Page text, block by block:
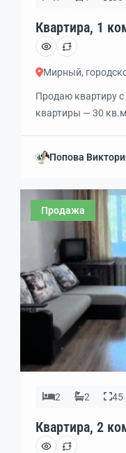
Квартира, 1
код: 458815
Мирный,
Продаю квартиру
квартиры — 30
пластиковые
для горячей
Установлена
Попова
Продажа
2 2 45
Квартира, 2
код: 453841